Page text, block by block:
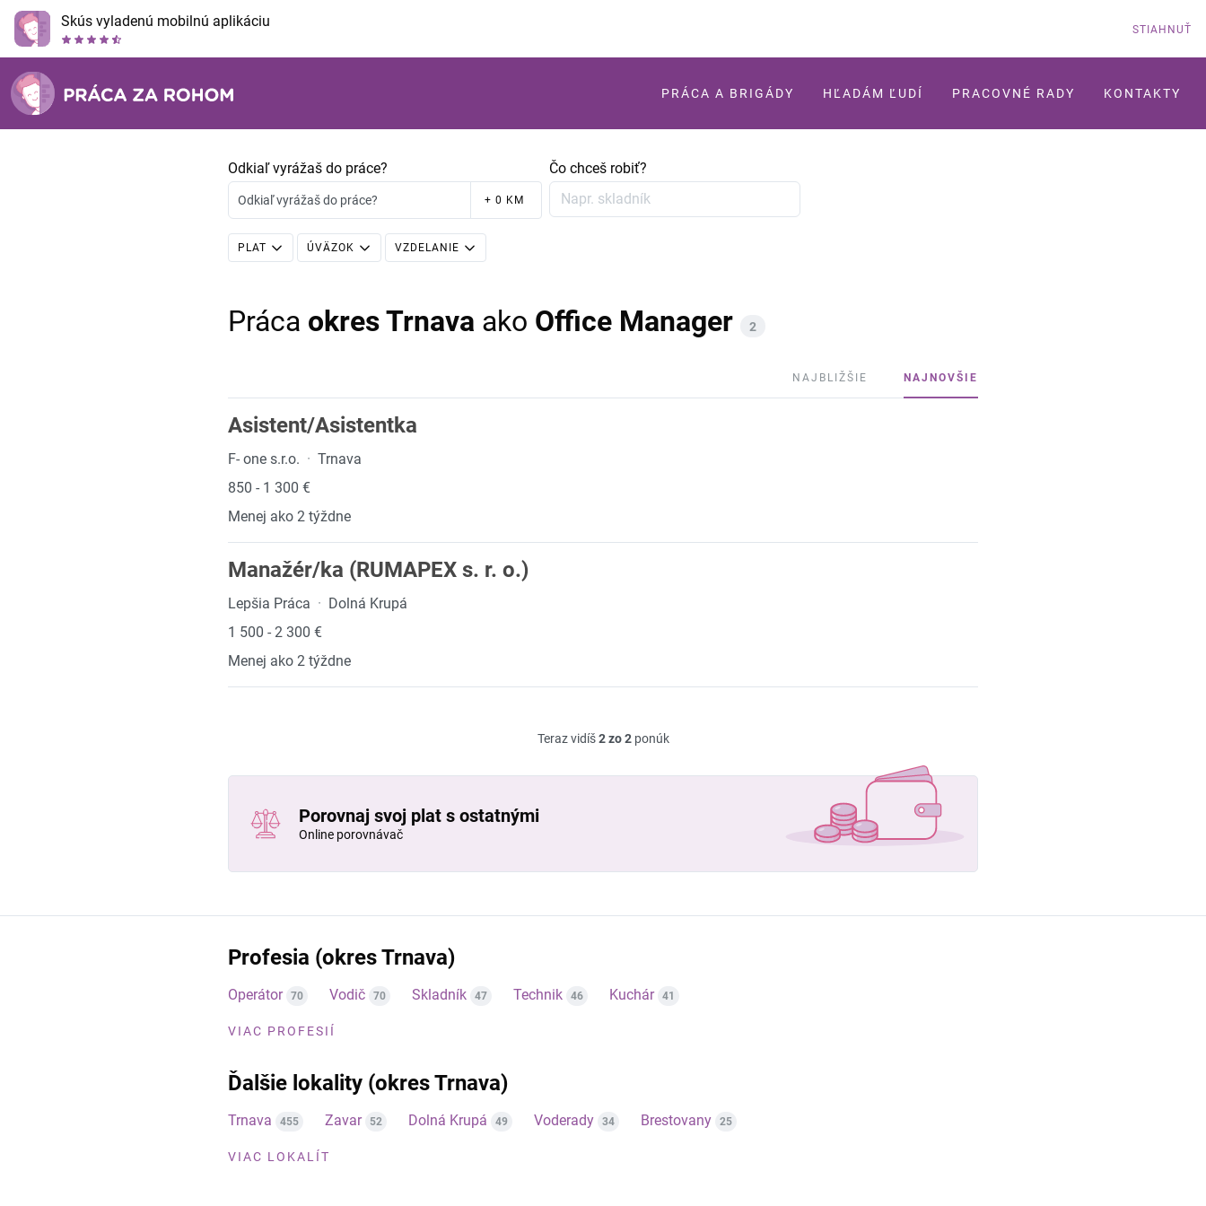
Skús vyladenú mobilnú aplikáciu STIAHNUŤ
PRÁCA A BRIGÁDY HĽADÁM ĽUDÍ PRACOVNÉ RADY KONTAKTY
Odkiaľ vyrážaš do práce?
Odkiaľ vyrážaš do práce? + 0 KM
Čo chceš robiť?
PLAT ÚVÄZOK VZDELANIE
Práca okres Trnava ako Office Manager 2
NAJBLIŽŠIE NAJNOVŠIE
Asistent/Asistentka
F- one s.r.o. · Trnava
850 - 1 300 €
Menej ako 2 týždne
Manažér/ka (RUMAPEX s. r. o.)
Lepšia Práca · Dolná Krupá
1 500 - 2 300 €
Menej ako 2 týždne
Teraz vidíš2 zo 2ponúk
Porovnaj svoj plat s ostatnými
Online porovnávač
Profesia (okres Trnava)
Operátor 70 Vodič 70 Skladník 47 Technik 46 Kuchár 41
VIAC PROFESIÍ
Ďalšie lokality (okres Trnava)
Trnava 455 Zavar 52 Dolná Krupá 49 Voderady 34 Brestovany 25
VIAC LOKALÍT